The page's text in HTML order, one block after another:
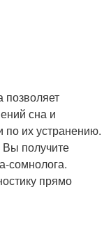
позволяет
сна и
их устранению.
получите
сомнолога.
прямо